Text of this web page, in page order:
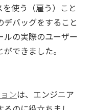
使う（雇う）こと
バッグをすること
の実際のユーザー
できました。
ンは、エンジニア